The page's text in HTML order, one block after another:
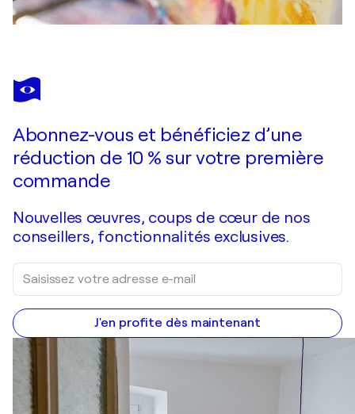
Abonnez-vous et bénéficiez d’une
réduction de 10 % sur votre première
commande
Nouvelles œuvres, coups de cœur de nos
conseillers, fonctionnalités exclusives.
J'en profite dès maintenant